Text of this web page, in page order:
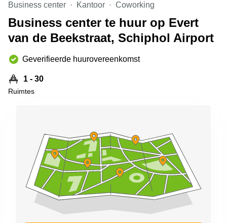
in Arnhem
Coworking
Hilversum
Coworking
space
Zwolle
Kantoor
Hengelo
Bedrijfsruimte
Huren in
Nijmegen
Business center Kantoor Coworking
Business center te huur op Evert
van de Beekstraat, Schiphol Airport
Geverifieerde huurovereenkomst
1 - 30
Ruimtes